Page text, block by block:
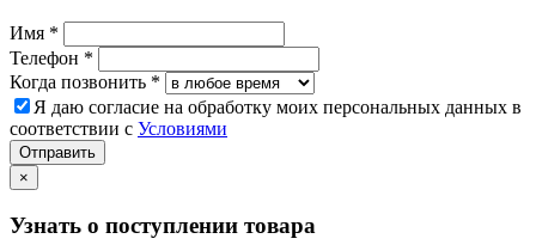
Имя *
Телефон *
Когда позвонить *
Я даю согласие на обработку моих персональных данных в
соответствии с Условиями
Отправить
×
Узнать о поступлении товара